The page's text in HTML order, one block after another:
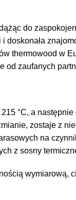
do
doskonała
thermowood w
zaufanych
215 °C, a
zostaje z
na
z sosny
wymiarową,